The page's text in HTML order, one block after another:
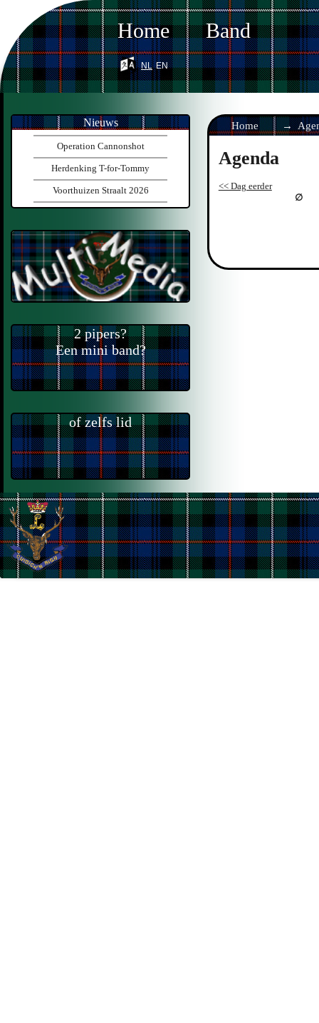
Home Band
nl en
Home
Agenda
<< Dag eerder
Nieuws
Operation Cannonshot
Herdenking T-for-Tommy
Voorthuizen Straalt 2026
2 pipers?
Een mini band?
of zelfs lid